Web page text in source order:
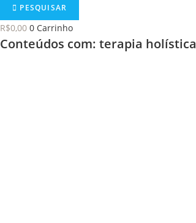
PESQUISAR
R$0,00 0 Carrinho
Conteúdos com: terapia holística